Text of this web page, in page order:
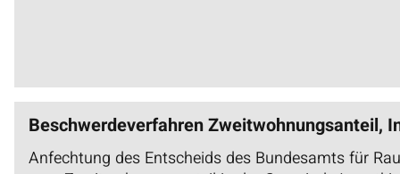
Beschwerdeverfahren Zweitwohnungsanteil,
Anfechtung des Entscheids des Bundesamts für